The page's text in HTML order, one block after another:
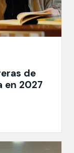
de
en 2027